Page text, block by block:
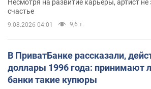
Несмотря на развитие карьеры, артист
счастье
9.08.2026 04:01 9,6 т.
В ПриватБанке рассказали,
доллары 1996 года: принимают
банки такие купюры